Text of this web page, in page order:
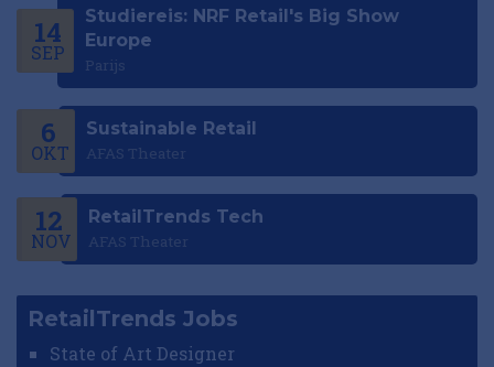
14
SEP
Studiereis: NRF Retail's Big Show
Europe
Parijs
6
OKT
Sustainable Retail
AFAS Theater
12
NOV
RetailTrends Tech
AFAS Theater
RetailTrends Jobs
State of Art Designer